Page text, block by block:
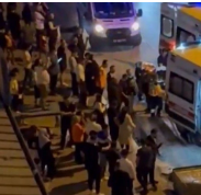
Magazin
Müzik
Piyasa
Resmi İlanlar